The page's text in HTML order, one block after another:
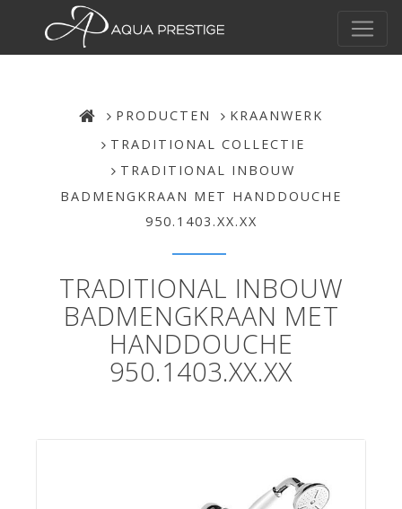
PRODUCTEN
KRAANWERK
TRADITIONAL COLLECTIE
TRADITIONAL INBOUW
BADMENGKRAAN MET HANDDOUCHE
950.1403.XX.XX
TRADITIONAL INBOUW
BADMENGKRAAN MET
HANDDOUCHE
950.1403.XX.XX